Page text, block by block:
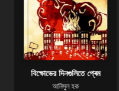
বিক্ষোভের দিনগুলিতে প্ৰেম
আনিসুল হক